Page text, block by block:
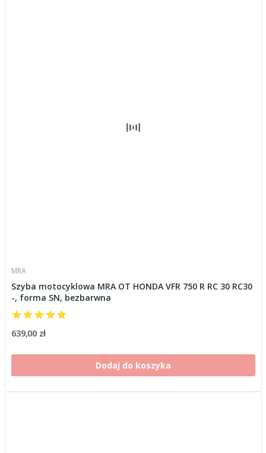
MRA
Szyba motocyklowa MRA OT HONDA VFR 750 R RC 30 RC30
-, forma SN, bezbarwna
639,00 zł
Dodaj do koszyka